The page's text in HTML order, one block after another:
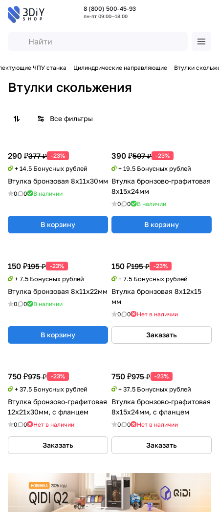
8 (800) 500-45-93
пн-пт 09:00—18:00
ЧПУ станка Цилиндрические направляющие Втулки
Втулки скольжения
Все фильтры
290 ₽377 ₽ -23%
+ 14.5 Бонусных рублей
Втулка бронзовая 8x11x30мм
0 0 В наличии
В корзину
390 ₽507 ₽ -23%
+ 19.5 Бонусных рублей
Втулка бронзово-графитовая
8x15x24мм
0 0 В наличии
В корзину
150 ₽195 ₽ -23%
+ 7.5 Бонусных рублей
Втулка бронзовая 8x11x22мм
0 0 В наличии
В корзину
150 ₽195 ₽ -23%
+ 7.5 Бонусных рублей
Втулка бронзовая 8x12x15
мм
0 0 Нет в наличии
Заказать
750 ₽975 ₽ -23%
+ 37.5 Бонусных рублей
Втулка бронзово-графитовая
12x21x30мм, с фланцем
0 0 Нет в наличии
Заказать
750 ₽975 ₽ -23%
+ 37.5 Бонусных рублей
Втулка бронзово-графитовая
8x15x24мм, с фланцем
0 0 Нет в наличии
Заказать